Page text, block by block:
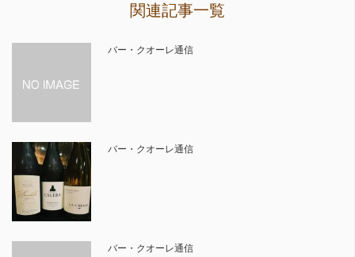
関連記事一覧
バー・クオーレ通信
バー・クオーレ通信
バー・クオーレ通信